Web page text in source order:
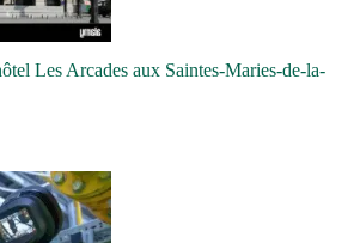
Les Arcades aux Saintes-Maries-de-la-